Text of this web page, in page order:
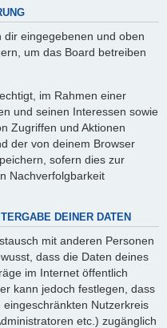
dir eingegebenen und oben
um das Board betreiben
im Rahmen einer
und seinen Interessen sowie
Zugriffen und Aktionen
der von deinem Browser
sofern dies zur
Nachverfolgbarkeit
DEINER DATEN
mit anderen Personen
dass die Daten deines
im Internet öffentlich
kann jedoch festlegen, dass
Nutzerkreis
etc.) zugänglich